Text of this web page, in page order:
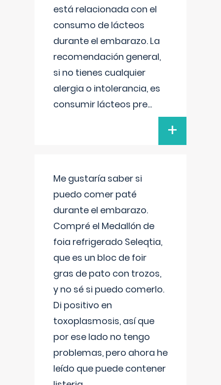
está relacionada con el
consumo de lácteos
durante el embarazo. La
recomendación general,
si no tienes cualquier
alergia o intolerancia, es
consumir lácteos pre...
+
Me gustaría saber si
puedo comer paté
durante el embarazo.
Compré el Medallón de
foia refrigerado Seleqtia,
que es un bloc de foir
gras de pato con trozos,
y no sé si puedo comerlo.
Di positivo en
toxoplasmosis, así que
por ese lado no tengo
problemas, pero ahora he
leído que puede contener